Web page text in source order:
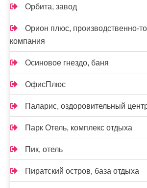
Орбита, завод
Орион плюс, производственно-
компания
Осиновое гнездо, баня
ОфисПлюс
Паларис, оздоровительный
Парк Отель, комплекс отдыха
Пик, отель
Пиратский остров, база отдыха